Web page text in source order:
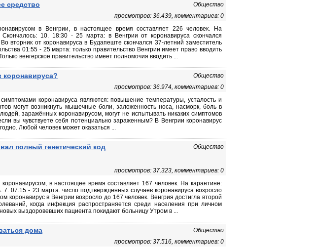
средство
Общество
просмотров: 36.439, комментариев: 0
в Венгрии, в настоящее время составляет 226 человек. На
10. 18:30 - 25 марта: в Венгрии от коронавируса скончался
вторник от коронавируса в Будапеште скончался 37-летний заместитель
01:55 - 25 марта: только правительство Венгрии имеет право вводить
венгерское правительство имеет полномочия вводить ...
коронавируса?
Общество
просмотров: 36.974, комментариев: 0
коронавируса являются: повышение температуры, усталость и
могут возникнуть мышечные боли, заложенность носа, насморк, боль в
заражённых коронавирусом, могут не испытывать никаких симптомов
вы чувствуете себя потенциально зараженным? В Венгрии коронавирус
Любой человек может оказаться ...
полный генетический код
Общество
просмотров: 37.323, комментариев: 0
в настоящее время составляет 167 человек. На карантине:
07:15 - 23 марта: число подтвержденных случаев коронавируса возросло
коронавирус в Венгрии возросло до 167 человек. Венгрия достигла второй
когда инфекция распространяется среди населения при личном
выздоровевших пациента покидают больницу Утром в ...
дома
Общество
просмотров: 37.516, комментариев: 0